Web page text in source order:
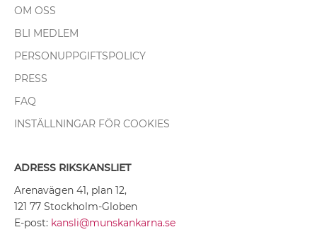
OM OSS
BLI MEDLEM
PERSONUPPGIFTSPOLICY
PRESS
FAQ
INSTÄLLNINGAR FÖR COOKIES
ADRESS RIKSKANSLIET
Arenavägen 41, plan 12,
121 77 Stockholm-Globen
E-post: kansli@munskankarna.se